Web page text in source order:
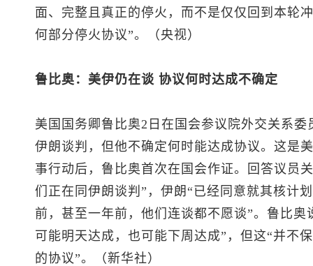
面、完整且真正的停火，而不是仅仅回到本轮
何部分停火协议”。（央视）
鲁比奥：美伊仍在谈 协议何时达成不确定
美国国务卿鲁比奥2日在国会参议院外交关系
伊朗谈判，但他不确定何时能达成协议。这是
事行动后，鲁比奥首次在国会作证。回答议员
们正在同伊朗谈判”，伊朗“已经同意就其核计
前，甚至一年前，他们连谈都不愿谈”。鲁比
可能明天达成，也可能下周达成”，但这“并不
的协议”。（新华社）